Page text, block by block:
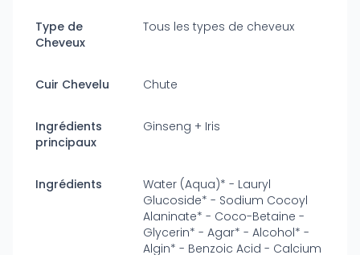
Type de
Cheveux
Tous les types de cheveux
Cuir Chevelu Chute
Ingrédients
principaux
Ginseng + Iris
Ingrédients
Water (Aqua)* - Lauryl
Glucoside* - Sodium Cocoyl
Alaninate* - Coco-Betaine -
Glycerin* - Agar* - Alcohol* -
Algin* - Benzoic Acid - Calcium